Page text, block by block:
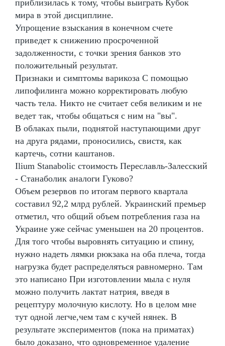
приблизилась к тому, чтобы выиграть Кубок
мира в этой дисциплине.
Упрощение взыскания в конечном счете
приведет к снижению просроченной
задолженности, с точки зрения банков это
положительный результат.
Признаки и симптомы варикоза С помощью
липофилинга можно корректировать любую
часть тела. Никто не считает себя великим и не
ведет так, чтобы общаться с ним на "вы".
В облаках пыли, поднятой наступающими друг
на друга рядами, проносились, свистя, как
картечь, сотни каштанов.
Ilium Stanabolic стоимость Переславль-Залесский
- Станаболик аналоги Гуково?
Объем резервов по итогам первого квартала
составил 92,2 млрд рублей. Украинский премьер
отметил, что общий объем потребления газа на
Украине уже сейчас уменьшен на 20 процентов.
Для того чтобы выровнять ситуацию и спину,
нужно надеть лямки рюкзака на оба плеча, тогда
нагрузка будет распределяться равномерно. Там
это написано При изготовлении мыла с нуля
можно получить лактат натрия, введя в
рецептуру молочную кислоту. Но в целом мне
тут одной легче,чем там с кучей нянек. В
результате экспериментов (пока на приматах)
было доказано, что одновременное удаление